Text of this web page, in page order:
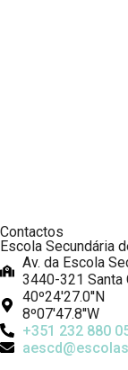
Contactos
Escola Secundária
Av. da Escola
3440-321 Santa
40º24'27.0''N
8º07'47.8''W
+351 232 880